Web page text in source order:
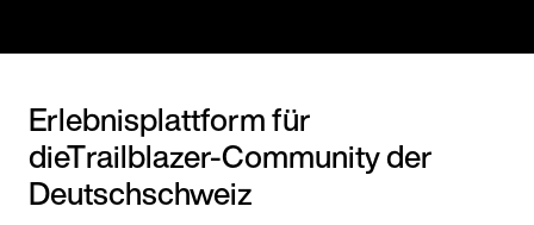
Erlebnisplattform für
dieTrailblazer-Community der
Deutschschweiz